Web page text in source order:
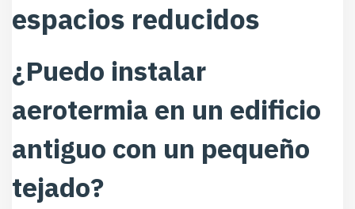
espacios reducidos
¿Puedo instalar
aerotermia en un edificio
antiguo con un pequeño
tejado?